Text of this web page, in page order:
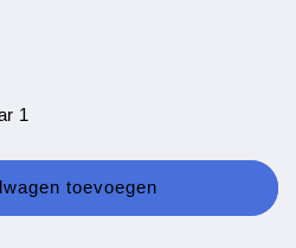
1
toevoegen